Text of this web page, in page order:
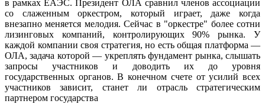
в рамках ЕАЭС. Президент ОЛА сравнил членов ассоциации
со слаженным оркестром, который играет, даже когда
внезапно меняется мелодия. Сейчас в "оркестре" более сотни
лизинговых компаний, контролирующих 90% рынка. У
каждой компании своя стратегия, но есть общая платформа —
ОЛА, задача которой — укреплять фундамент рынка, слышать
запросы участников и доводить их до уровня
государственных органов. В конечном счете от усилий всех
участников зависит, станет ли отрасль стратегическим
партнером государства